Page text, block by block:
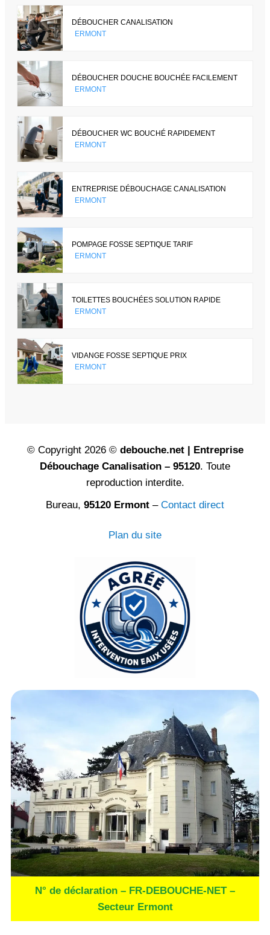
DÉBOUCHER CANALISATION
ERMONT
DÉBOUCHER DOUCHE BOUCHÉE FACILEMENT
ERMONT
DÉBOUCHER WC BOUCHÉ RAPIDEMENT
ERMONT
ENTREPRISE DÉBOUCHAGE CANALISATION
ERMONT
POMPAGE FOSSE SEPTIQUE TARIF
ERMONT
TOILETTES BOUCHÉES SOLUTION RAPIDE
ERMONT
VIDANGE FOSSE SEPTIQUE PRIX
ERMONT
© Copyright 2026 © debouche.net | Entreprise
Débouchage Canalisation – 95120. Toute
reproduction interdite.
Bureau, 95120 Ermont – Contact direct
Plan du site
N° de déclaration – FR-DEBOUCHE-NET –
Secteur Ermont